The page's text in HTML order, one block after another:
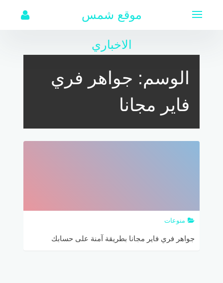
موقع شمس
الاخباري
الوسم: جواهر فري
فاير مجانا
منوعات
جواهر فري فاير مجانا بطريقة آمنة على حسابك